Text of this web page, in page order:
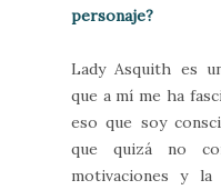
personaje?
Lady Asquith es
que a mí me ha
eso que soy
que quizá no
motivaciones y